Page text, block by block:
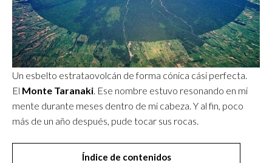
Un esbelto estrataovolcán de forma cónica cási perfecta.
El Monte Taranaki . Ese nombre estuvo resonando en mi
mente durante meses dentro de mi cabeza. Y al fin, poco
más de un año después, pude tocar sus rocas.
Índice de contenidos